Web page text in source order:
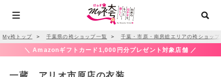
My袴トップ ＞ 千葉県の袴ショップ一覧 ＞ 千葉・市原・南房総エリアの袴ショッ
＼ Amazonギフトカード1,000円分プレゼント対象店舗 ／